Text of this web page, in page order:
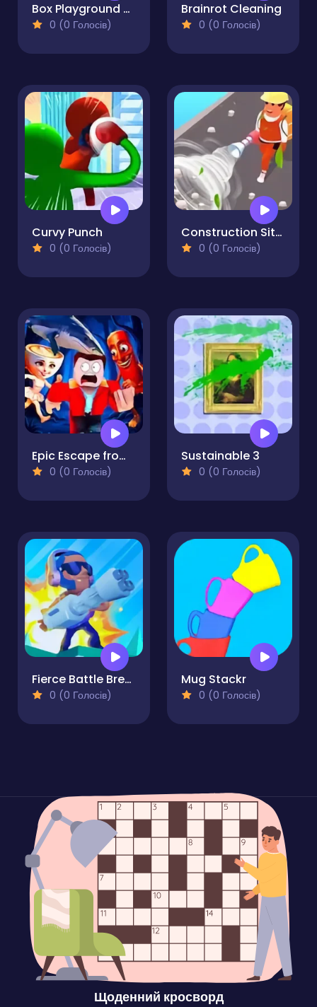
Box Playground Punch It
0 (0 Голосів)
Brainrot Cleaning
0 (0 Голосів)
Curvy Punch
0 (0 Голосів)
Construction Site Simulator
0 (0 Голосів)
Epic Escape from Italian Animals
0 (0 Голосів)
Sustainable 3
0 (0 Голосів)
Fierce Battle Breakout
0 (0 Голосів)
Mug Stackr
0 (0 Голосів)
Щоденний кросворд